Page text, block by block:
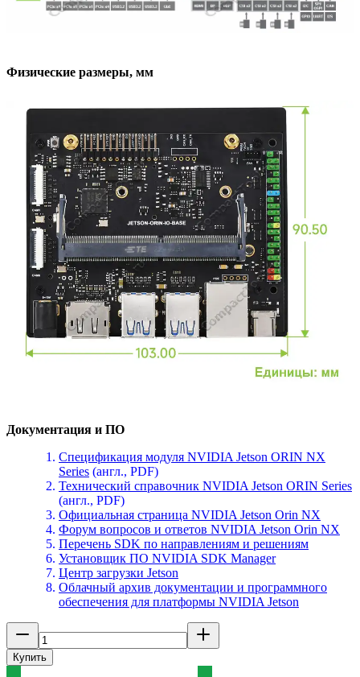
Физические размеры, мм
Документация и ПО
Спецификация модуля NVIDIA Jetson ORIN NX
Series (англ., PDF)
Технический справочник NVIDIA Jetson ORIN Series
(англ., PDF)
Официальная страница NVIDIA Jetson Orin NX
Форум вопросов и ответов NVIDIA Jetson Orin NX
Перечень SDK по направлениям и решениям
Установщик ПО NVIDIA SDK Manager
Центр загрузки Jetson
Облачный архив документации и программного
обеспечения для платформы NVIDIA Jetson
Купить